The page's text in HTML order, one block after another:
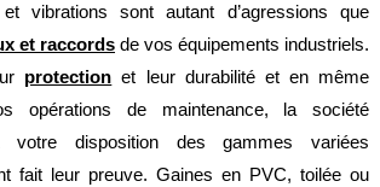
vibrations sont autant d’agressions que
et raccords de vos équipements industriels.
protection et leur durabilité et en même
opérations de maintenance, la société
disposition des gammes variées
fait leur preuve. Gaines en PVC, toilée ou